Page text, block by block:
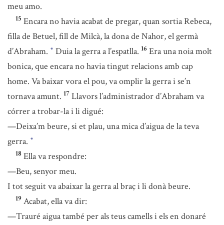
meu amo.
15 Encara no havia acabat de pregar, quan sortia Rebeca,
filla de Betuel, fill de Milcà, la dona de Nahor, el germà
d’Abraham. * Duia la gerra a l’espatlla. 16 Era una noia molt
bonica, que encara no havia tingut relacions amb cap
home. Va baixar vora el pou, va omplir la gerra i se’n
tornava amunt. 17 Llavors l’administrador d’Abraham va
córrer a trobar-la i li digué:
—Deixa’m beure, si et plau, una mica d’aigua de la teva
gerra. *
18 Ella va respondre:
—Beu, senyor meu.
I tot seguit va abaixar la gerra al braç i li donà beure.
19 Acabat, ella va dir:
—Trauré aigua també per als teus camells i els en donaré